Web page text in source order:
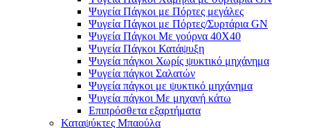
Ψυγεία Πάγκοι με Πόρτες μεγάλες
Ψυγεία Πάγκοι με Πόρτες/Συρτάρια GN
Ψυγεία Πάγκοι Με γούρνα 40Χ40
Ψυγεία Πάγκοι Κατάψυξη
Ψυγεία πάγκοι Χωρίς ψυκτικό μηχάνημα
Ψυγεία πάγκοι Σαλατών
Ψυγεία πάγκοι με ψυκτικό μηχάνημα
Ψυγεία πάγκοι Με μηχανή κάτω
Επιπρόσθετα εξαρτήματα
Καταψύκτες Μπαούλα